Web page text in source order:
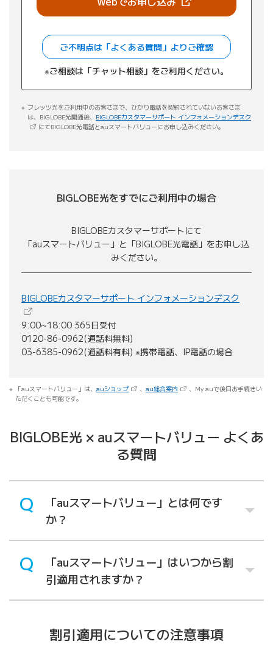
ご不明点は「よくある質問」よりご確認
※ご相談は「チャット相談」をご利用ください。
フレッツ光をご利用中のお客さまで、ひかり電話を契約されていないお客さま
は、BIGLOBE光開通後、 BIGLOBEカスタマーサポート インフォメーションデスク
にてBIGLOBE光電話とauスマートバリューにお申し込みください。
BIGLOBE光をすでにご利用中の場合
BIGLOBEカスタマーサポートにて
「auスマートバリュー」と「BIGLOBE光電話」をお申し込
みください。
BIGLOBEカスタマーサポート インフォメーションデスク
9:00~18:00 365日受付
0120-86-0962(通話料無料)
03-6385-0962(通話料有料) ※携帯電話、IP電話の場合
「auスマートバリュー」は、 auショップ（新しいタブで開きます）
、 au総合案内 （新しいタブで開きます）
、My auで後日お手続きい
ただくことも可能です。
BIGLOBE光 × auスマートバリュー よくあ
る質問
「auスマートバリュー」とは何です
か？
「auスマートバリュー」はいつから割
引適用されますか？
割引適用についての注意事項